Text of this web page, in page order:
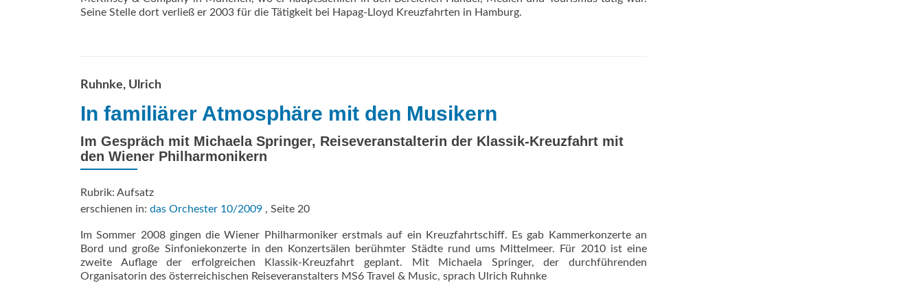
Seine Stelle dort verließ er 2003 für die Tätigkeit bei Hapag-Lloyd Kreuzfahrten in Hamburg.
Ruhnke, Ulrich
In familiärer Atmosphäre mit den Musikern
Im Gespräch mit Michaela Springer, Reiseveranstalterin der Klassik-Kreuzfahrt mit
den Wiener Philharmonikern
Rubrik: Aufsatz
erschienen in: das Orchester 10/2009 , Seite 20
Im Sommer 2008 gingen die Wiener Philharmoniker erstmals auf ein Kreuzfahrtschiff. Es gab Kammerkonzerte an
Bord und große Sinfoniekonzerte in den Konzertsälen berühmter Städte rund ums Mittelmeer. Für 2010 ist eine
zweite Auflage der erfolgreichen Klassik-Kreuzfahrt geplant. Mit Michaela Springer, der durchführenden
Organisatorin des österreichischen Reiseveranstalters MS6 Travel & Music, sprach Ulrich Ruhnke